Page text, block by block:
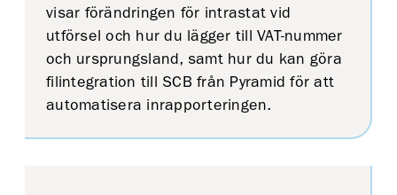
visar förändringen för intrastat vid
utförsel och hur du lägger till VAT-nummer
och ursprungsland, samt hur du kan göra
filintegration till SCB från Pyramid för att
automatisera inrapporteringen.